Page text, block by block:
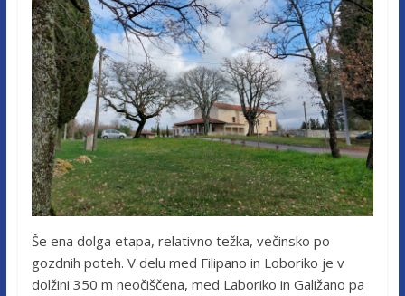
Še ena dolga etapa, relativno težka, večinsko po
gozdnih poteh. V delu med Filipano in Loboriko je v
dolžini 350 m neočiščena, med Laboriko in Galižano pa